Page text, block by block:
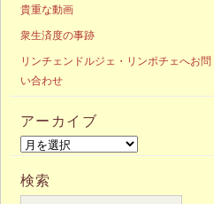
貴重な動画
衆生済度の事跡
リンチェンドルジェ・リンポチェへお問
い合わせ
アーカイブ
検索